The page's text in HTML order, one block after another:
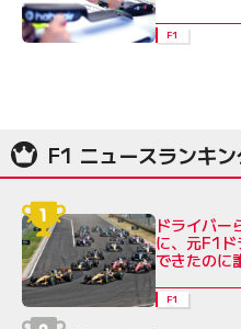
F1
F1 ニュースランキ
ドライバー
に、元F1
できたのに
F1